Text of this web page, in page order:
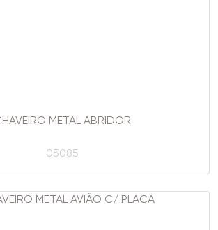
METAL ABRIDOR
05085